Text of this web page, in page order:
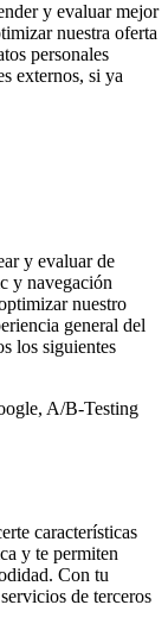
y evaluar mejor
nuestra oferta
personales
externos, si ya
y evaluar de
y navegación
nuestro
general del
los siguientes
A/B-Testing
características
y te permiten
Con tu
de terceros